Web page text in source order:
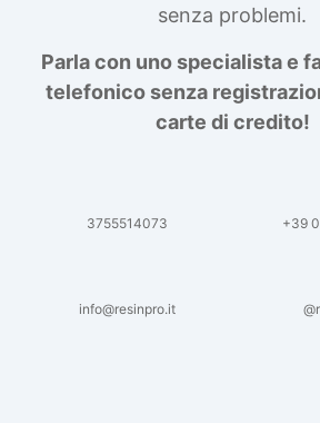
senza problemi.
Parla con uno specialista e
telefonico senza
carte di credito!
3755514073 +39
info@resinpro.it